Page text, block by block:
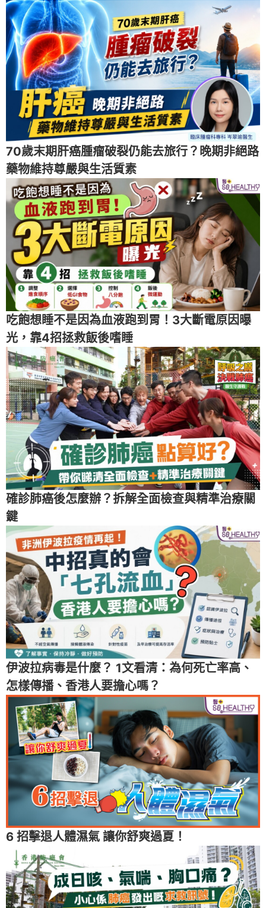
70歲末期肝癌腫瘤破裂仍能去旅行？晚期非絕路
藥物維持尊嚴與生活質素
吃飽想睡不是因為血液跑到胃！3大斷電原因曝
光，靠4招拯救飯後嗜睡
確診肺癌後怎麼辦？拆解全面檢查與精準治療關
鍵
伊波拉病毒是什麼？ 1文看清：為何死亡率高、
怎樣傳播、香港人要擔心嗎？
6 招擊退人體濕氣 讓你舒爽過夏！